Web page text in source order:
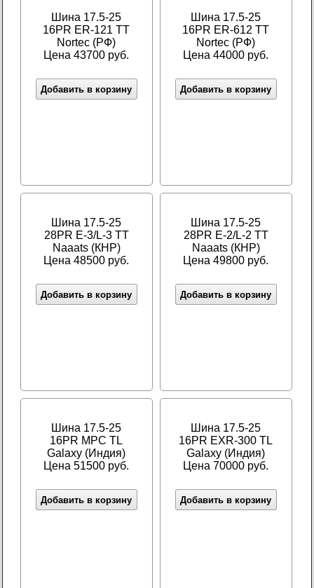
Шина 17.5-25
16PR ER-121 TT
Nortec (РФ)
Цена 43700 руб.
Добавить в корзину
Шина 17.5-25
16PR ER-612 TT
Nortec (РФ)
Цена 44000 руб.
Добавить в корзину
Шина 17.5-25
28PR E-3/L-3 TT
Naaats (КНР)
Цена 48500 руб.
Добавить в корзину
Шина 17.5-25
28PR E-2/L-2 TT
Naaats (КНР)
Цена 49800 руб.
Добавить в корзину
Шина 17.5-25
16PR MPC TL
Galaxy (Индия)
Цена 51500 руб.
Добавить в корзину
Шина 17.5-25
16PR EXR-300 TL
Galaxy (Индия)
Цена 70000 руб.
Добавить в корзину